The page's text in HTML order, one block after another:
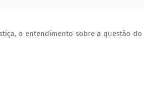
o entendimento sobre a questão